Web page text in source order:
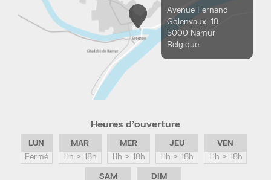
Avenue Fernand
Golenvaux, 18
5000 Namur
Belgique
Heures d’ouverture
LUN
Fermé
MAR
11h > 18h
MER
11h > 18h
JEU
11h > 18h
VEN
11h > 18h
SAM
DIM